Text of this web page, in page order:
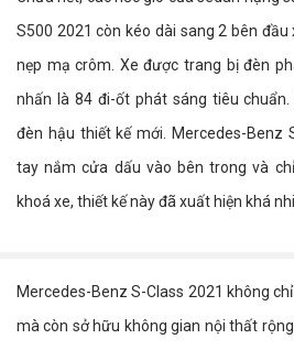
S500 2021 còn kéo dài sang 2 bên
nẹp mạ crôm. Xe được trang bị đèn
nhấn là 84 đi-ốt phát sáng tiêu
đèn hậu thiết kế mới. Mercedes-Benz
tay nắm cửa dấu vào bên trong và
khoá xe, thiết kế này đã xuất hiện khá
Mercedes-Benz S-Class 2021 không
mà còn sở hữu không gian nội thất